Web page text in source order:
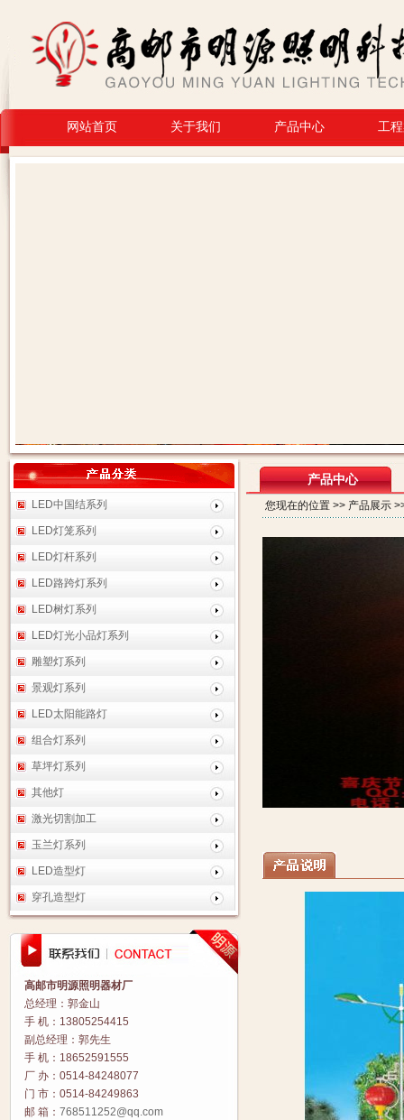
网站首页 关于我们 产品中心 工
LED中国结系列
LED灯笼系列
LED灯杆系列
LED路跨灯系列
LED树灯系列
LED灯光小品灯系列
雕塑灯系列
景观灯系列
LED太阳能路灯
组合灯系列
草坪灯系列
其他灯
激光切割加工
玉兰灯系列
LED造型灯
穿孔造型灯
高邮市明源照明器材厂
总经理：郭金山
手 机：13805254415
副总经理：郭先生
手 机：18652591555
厂 办：0514-84248077
门 市：0514-84249863
邮 箱： 768511252@qq.com
产品中心
您现在的位置 >> 产品展示